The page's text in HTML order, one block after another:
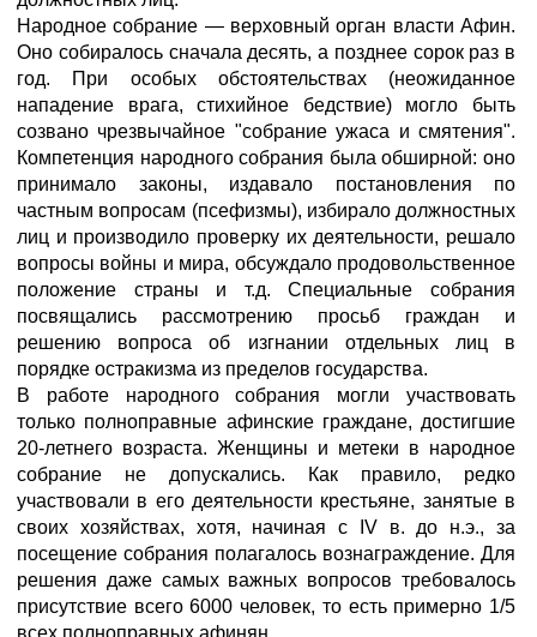
Народное собрание — верховный орган власти Афин.
Оно собиралось сначала десять, а позднее сорок раз в
год. При особых обстоятельствах (неожиданное
нападение врага, стихийное бедствие) могло быть
созвано чрезвычайное "собрание ужаса и смятения".
Компетенция народного собрания была обширной: оно
принимало законы, издавало постановления по
частным вопросам (псефизмы), избирало должностных
лиц и производило проверку их деятельности, решало
вопросы войны и мира, обсуждало продовольственное
положение страны и т.д. Специальные собрания
посвящались рассмотрению просьб граждан и
решению вопроса об изгнании отдельных лиц в
порядке остракизма из пределов государства.
В работе народного собрания могли участвовать
только полноправные афинские граждане, достигшие
20-летнего возраста. Женщины и метеки в народное
собрание не допускались. Как правило, редко
участвовали в его деятельности крестьяне, занятые в
своих хозяйствах, хотя, начиная с IV в. до н.э., за
посещение собрания полагалось вознаграждение. Для
решения даже самых важных вопросов требовалось
присутствие всего 6000 человек, то есть примерно 1/5
всех полноправных афинян.